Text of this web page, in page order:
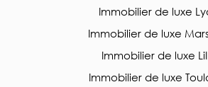
Immobilier de luxe
Immobilier de luxe
Immobilier de luxe
Immobilier de luxe